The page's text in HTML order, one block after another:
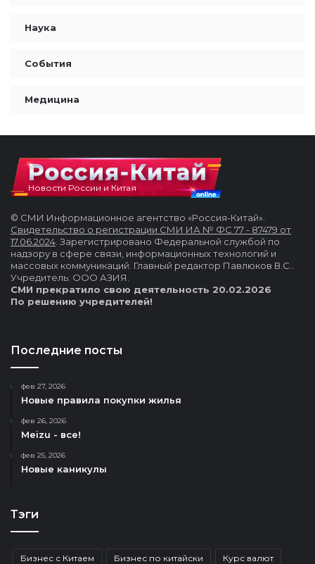
Наука
События
Медицина
Новости России и Китая
© СМИ Информационное агентство «Россия-Китай».
Свидетельство о регистрации СМИ ИА № ФС 77 - 87479 от
17.06.2024 . Зарегистрировано Федеральной службой по
надзору в сфере связи, информационных технологий и
массовых коммуникаций. Главный редактор Павлюков В.С..
Учредитель: ООО АЗИЯ.
СМИ прекратило свою деятельность 20.02.2026
По решению учредителей!
Последние посты
фев 27, 2026
Новые правила покупки жилья
фев 26, 2026
Meizu - все!
фев 25, 2026
Новые каникулы
Тэги
Бизнес с Китаем Бизнес по китайски Курс валют